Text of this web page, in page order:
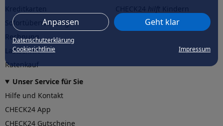
Anpassen Geht klar
Datenschutzerklärung
Cookierichtlinie
Impressum
Sofortüberweisung
Rechnung
Lastschrift
Ratenkauf
CHECK24hilftder Natur
Unser Service für Sie
Hilfe und Kontakt
CHECK24 App
CHECK24 Gutscheine